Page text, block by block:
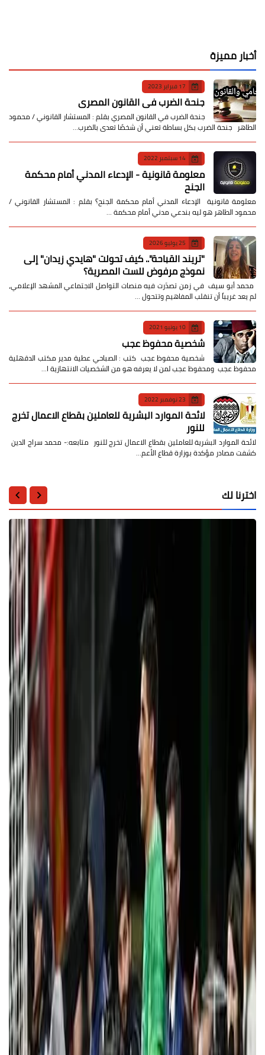
أخبار مميزة
17 فبراير 2023
جنحة الضرب في القانون المصري
جنحة الضرب في القانون المصري بقلم : المستشار القانوني / محمود
الطاهر جنحة الضرب بكل بساطة تعني أن شخصًا تعدى بالضرب…
14 سبتمبر 2022
معلومة قانونية - الإدعاء المدني أمام محكمة
الجنح
معلومة قانونية الإدعاء المدني أمام محكمة الجنح؟ بقلم : المستشار القانوني /
محمود الطاهر هو ليه بندعي مدني أمام محكمة …
25 يوليو 2026
​"تريند القباحة".. كيف تحولت "هايدي زيدان" إلى
نموذج مرفوض للست المصرية؟
​ محمد أبو سيف ​في زمن تصدّرت فيه منصات التواصل الاجتماعي المشهد الإعلامي،
لم يعد غريباً أن تنقلب المفاهيم وتتحول …
10 يونيو 2021
شخصية محفوظ عجب
شخصية محفوظ عجب كتب : الصباحي عطية مدير مكتب الدقهلية
محفوظ عجب ومحفوظ عجب لمن لا يعرفه هو من الشخصيات الانتهازية ا…
23 نوفمبر 2022
لائحة الموارد البشرية للعاملين بقطاع الاعمال تخرج
للنور
لائحة الموارد البشرية للعاملين بقطاع الاعمال تخرج للنور متابعه:- محمد سراج الدين
كشفت مصادر مؤكدة بوزارة قطاع الأعم…
اخترنا لك